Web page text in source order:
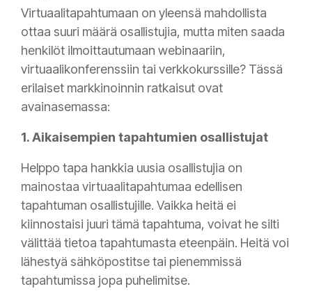
Virtuaalitapahtumaan on yleensä mahdollista
ottaa suuri määrä osallistujia, mutta miten saada
henkilöt ilmoittautumaan webinaariin,
virtuaalikonferenssiin tai verkkokurssille? Tässä
erilaiset markkinoinnin ratkaisut ovat
avainasemassa:
1. Aikaisempien tapahtumien osallistujat
Helppo tapa hankkia uusia osallistujia on
mainostaa virtuaalitapahtumaa edellisen
tapahtuman osallistujille. Vaikka heitä ei
kiinnostaisi juuri tämä tapahtuma, voivat he silti
välittää tietoa tapahtumasta eteenpäin. Heitä voi
lähestyä sähköpostitse tai pienemmissä
tapahtumissa jopa puhelimitse.